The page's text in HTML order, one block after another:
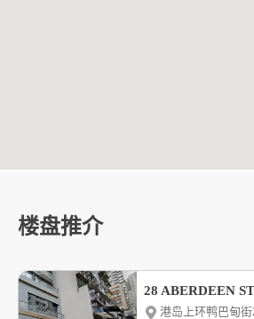
楼盘推介
28 ABERDEEN ST
港岛上环鸭巴甸街